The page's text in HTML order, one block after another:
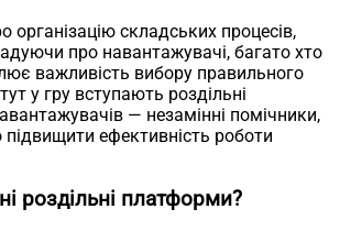
організацію складських процесів,
про навантажувачі, багато хто
важливість вибору правильного
у гру вступають роздільні
— незамінні помічники,
підвищити ефективність роботи
роздільні платформи?